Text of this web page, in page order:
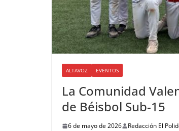
ALTAVOZ EVENTOS
La Comunidad
de Béisbol Sub-15
6 de mayo de 2026 Redacción El